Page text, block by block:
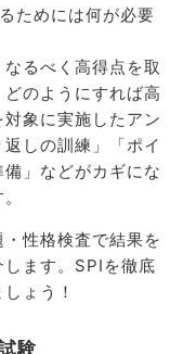
ためには何が必要
るべく高得点を取
のようにすれば高
象に実施したアン
しの訓練」「ポイ
」などがカギにな
性格検査で結果を
ます。SPIを徹底
ょう！
験